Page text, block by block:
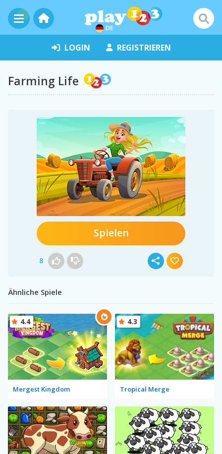
DE
LOGIN REGISTRIEREN
Farming Life
Spielen
8
Ähnliche Spiele
Mergest Kingdom
4.4
Tropical Merge
4.3